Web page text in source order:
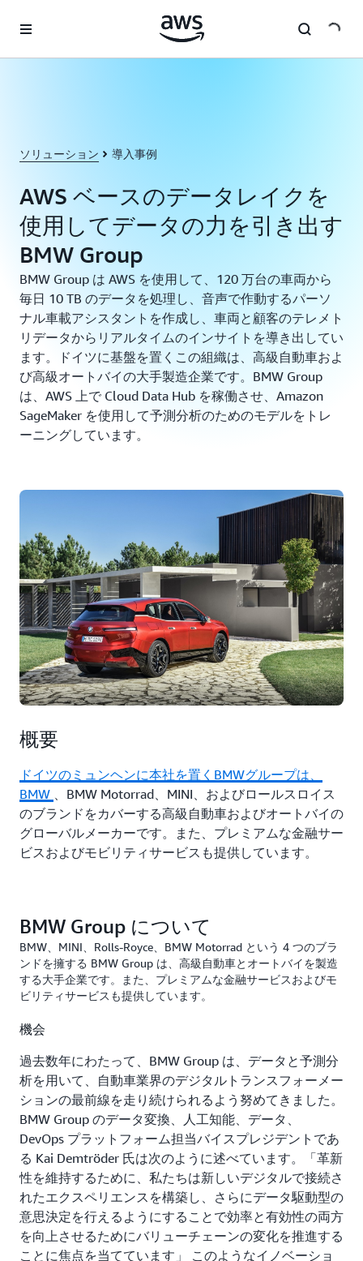
ソリューション 導入事例
AWS ベースのデータレイクを
使用してデータの力を引き出す
BMW Group
BMW Group は AWS を使用して、120 万台の車両から
毎日 10 TB のデータを処理し、音声で作動するパーソ
ナル車載アシスタントを作成し、車両と顧客のテレメト
リデータからリアルタイムのインサイトを導き出してい
ます。ドイツに基盤を置くこの組織は、高級自動車およ
び高級オートバイの大手製造企業です。BMW Group
は、AWS 上で Cloud Data Hub を稼働させ、Amazon
SageMaker を使用して予測分析のためのモデルをトレ
ーニングしています。
概要
ドイツのミュンヘンに本社を置くBMWグループは、
BMW 、BMW Motorrad、MINI、およびロールスロイス
のブランドをカバーする高級自動車およびオートバイの
グローバルメーカーです。また、プレミアムな金融サー
ビスおよびモビリティサービスも提供しています。
BMW Group について
BMW、MINI、Rolls-Royce、BMW Motorrad という 4 つのブラ
ンドを擁する BMW Group は、高級自動車とオートバイを製造
する大手企業です。また、プレミアムな金融サービスおよびモ
ビリティサービスも提供しています。
機会
過去数年にわたって、BMW Group は、データと予測分
析を用いて、自動車業界のデジタルトランスフォーメー
ションの最前線を走り続けられるよう努めてきました。
BMW Group のデータ変換、人工知能、データ、
DevOps プラットフォーム担当バイスプレジデントであ
る Kai Demtröder 氏は次のように述べています。「革新
性を維持するために、私たちは新しいデジタルで接続さ
れたエクスペリエンスを構築し、さらにデータ駆動型の
意思決定を行えるようにすることで効率と有効性の両方
を向上させるためにバリューチェーンの変化を推進する
ことに焦点を当てています」 このようなイノベーショ